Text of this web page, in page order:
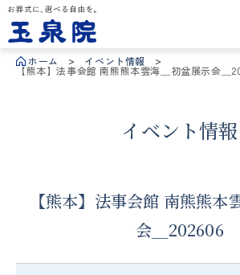
お葬式に、選べる自由を。玉泉院
ホーム イベント情報
【熊本】法事会館 南熊熊本雲海＿初盆展示会＿
イベント情報
【熊本】法事会館 南熊熊本
会＿202606